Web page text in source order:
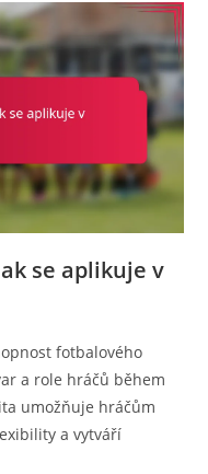
se aplikuje v
fotbalového
a role hráčů během
umožňuje hráčům
a vytváří